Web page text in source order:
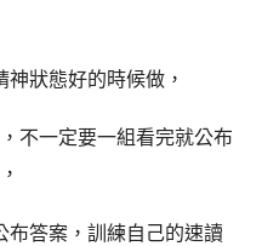
狀態好的時候做，
不一定要一組看完就公布
布答案，訓練自己的速讀